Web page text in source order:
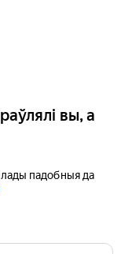
вы, а
падобныя да